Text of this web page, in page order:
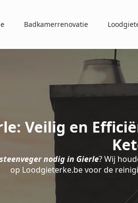
Badkamerrenovatie
Veilig en
nodig in Gierle? Wij
op Loodgieterke.be voor de